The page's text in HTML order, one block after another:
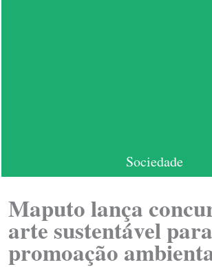
Sociedade
Maputo lança
arte sustentável para
promoação